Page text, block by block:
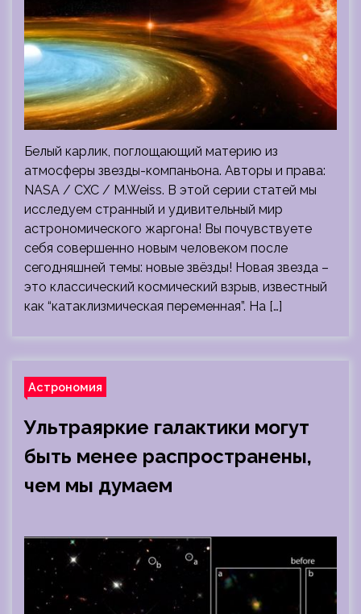
Белый карлик, поглощающий материю из
атмосферы звезды-компаньона. Авторы и права:
NASA / CXC / M.Weiss. В этой серии статей мы
исследуем странный и удивительный мир
астрономического жаргона! Вы почувствуете
себя совершенно новым человеком после
сегодняшней темы: новые звёзды! Новая звезда –
это классический космический взрыв, известный
как “катаклизмическая переменная”. На […]
Астрономия
Ультраяркие галактики могут
быть менее распространены,
чем мы думаем